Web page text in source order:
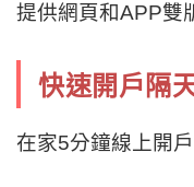
提供網頁和APP雙
快速開戶隔
在家5分鐘線上開